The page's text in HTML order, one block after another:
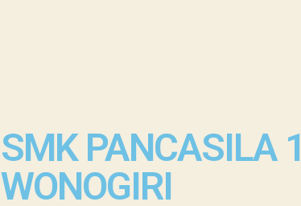
SMK PANCASILA 1
WONOGIRI